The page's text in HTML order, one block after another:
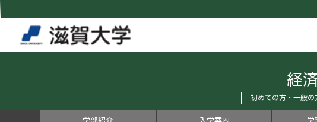
経
初めての方・一般の
学部紹介 入学案内 学